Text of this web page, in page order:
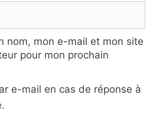
nom, mon e-mail et mon site
pour mon prochain
e-mail en cas de réponse à